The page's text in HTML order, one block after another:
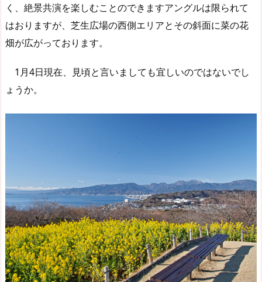
く、絶景共演を楽しむことのできますアングルは限られて
はおりますが、芝生広場の西側エリアとその斜面に菜の花
畑が広がっております。
1月4日現在、見頃と言いましても宜しいのではないでし
ょうか。